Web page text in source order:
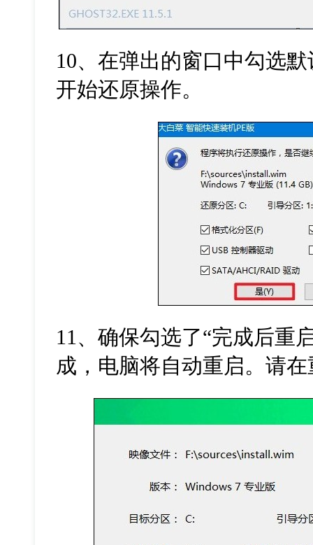
10、在弹出的窗口中勾选
开始还原操作。
11 、确保勾选了“完成后重
成，电脑将自动重启。请